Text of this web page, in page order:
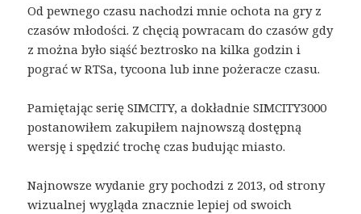
Od pewnego czasu nachodzi mnie ochota na gry z
czasów młodości. Z chęcią powracam do czasów gdy
z można było siąść beztrosko na kilka godzin i
pograć w RTSa, tycoona lub inne pożeracze czasu.
Pamiętając serię SIMCITY, a dokładnie SIMCITY3000
postanowiłem zakupiłem najnowszą dostępną
wersję i spędzić trochę czas budując miasto.
Najnowsze wydanie gry pochodzi z 2013, od strony
wizualnej wygląda znacznie lepiej od swoich